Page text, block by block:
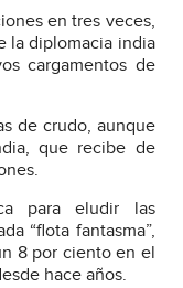
en tres veces,
la diplomacia india
cargamentos de
de crudo, aunque
que recibe de
para eludir las
“flota fantasma”,
8 por ciento en el
hace años.